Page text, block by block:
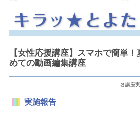
【女性応援講座】スマホで簡単
めての動画編集講座
各講座
実施報告